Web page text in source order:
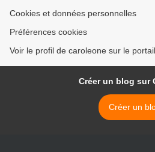
Cookies et données personnelles
Préférences cookies
Voir le profil de caroleone sur le
Créer un blog sur
Créer un